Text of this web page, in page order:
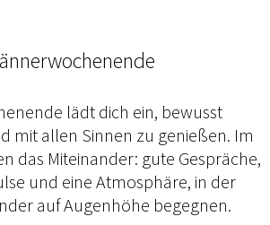
lädt dich ein, bewusst
mit allen Sinnen zu genießen. Im
das Miteinander: gute Gespräche,
und eine Atmosphäre, in der
auf Augenhöhe begegnen.